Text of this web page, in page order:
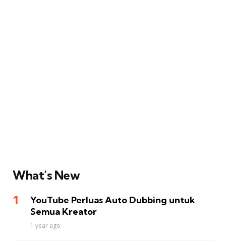
What’s New
YouTube Perluas Auto Dubbing untuk
Semua Kreator
1 year ago